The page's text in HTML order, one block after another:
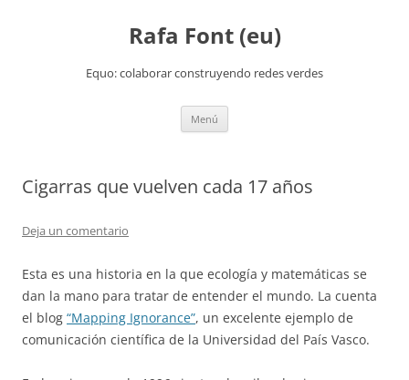
Rafa Font (eu)
Equo: colaborar construyendo redes verdes
Menú
Cigarras que vuelven cada 17 años
Deja un comentario
Esta es una historia en la que ecología y matemáticas se
dan la mano para tratar de entender el mundo. La cuenta
el blog “Mapping Ignorance”, un excelente ejemplo de
comunicación científica de la Universidad del País Vasco.